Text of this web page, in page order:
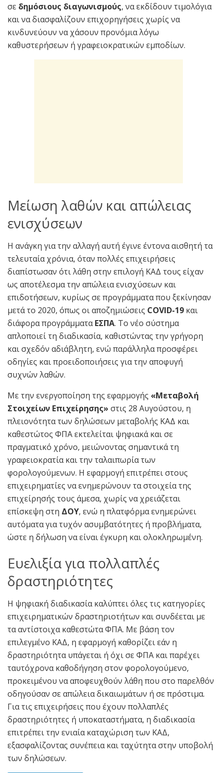
σε δημόσιους διαγωνισμούς, να εκδίδουν τιμολόγια
και να διασφαλίζουν επιχορηγήσεις χωρίς να
κινδυνεύουν να χάσουν προνόμια λόγω
καθυστερήσεων ή γραφειοκρατικών εμποδίων.
Μείωση λαθών και απώλειας
ενισχύσεων
Η ανάγκη για την αλλαγή αυτή έγινε έντονα αισθητή τα
τελευταία χρόνια, όταν πολλές επιχειρήσεις
διαπίστωσαν ότι λάθη στην επιλογή ΚΑΔ τους είχαν
ως αποτέλεσμα την απώλεια ενισχύσεων και
επιδοτήσεων, κυρίως σε προγράμματα που ξεκίνησαν
μετά το 2020, όπως οι αποζημιώσεις COVID-19 και
διάφορα προγράμματαΕΣΠΑ. Το νέο σύστημα
απλοποιεί τη διαδικασία, καθιστώντας την γρήγορη
και σχεδόν αδιάβλητη, ενώ παράλληλα προσφέρει
οδηγίες και προειδοποιήσεις για την αποφυγή
συχνών λαθών.
Με την ενεργοποίηση της εφαρμογής «Μεταβολή
Στοιχείων Επιχείρησης» στις 28 Αυγούστου, η
πλειονότητα των δηλώσεων μεταβολής ΚΑΔ και
καθεστώτος ΦΠΑ εκτελείται ψηφιακά και σε
πραγματικό χρόνο, μειώνοντας σημαντικά τη
γραφειοκρατία και την ταλαιπωρία των
φορολογούμενων. Η εφαρμογή επιτρέπει στους
επιχειρηματίες να ενημερώνουν τα στοιχεία της
επιχείρησής τους άμεσα, χωρίς να χρειάζεται
επίσκεψη στη ΔΟΥ, ενώ η πλατφόρμα ενημερώνει
αυτόματα για τυχόν ασυμβατότητες ή προβλήματα,
ώστε η δήλωση να είναι έγκυρη και ολοκληρωμένη.
Ευελιξία για πολλαπλές
δραστηριότητες
Η ψηφιακή διαδικασία καλύπτει όλες τις κατηγορίες
επιχειρηματικών δραστηριοτήτων και συνδέεται με
τα αντίστοιχα καθεστώτα ΦΠΑ. Με βάση τον
επιλεγμένο ΚΑΔ, η εφαρμογή καθορίζει εάν η
δραστηριότητα υπάγεται ή όχι σε ΦΠΑ και παρέχει
ταυτόχρονα καθοδήγηση στον φορολογούμενο,
προκειμένου να αποφευχθούν λάθη που στο παρελθόν
οδηγούσαν σε απώλεια δικαιωμάτων ή σε πρόστιμα.
Για τις επιχειρήσεις που έχουν πολλαπλές
δραστηριότητες ή υποκαταστήματα, η διαδικασία
επιτρέπει την ενιαία καταχώριση των ΚΑΔ,
εξασφαλίζοντας συνέπεια και ταχύτητα στην υποβολή
των δηλώσεων.